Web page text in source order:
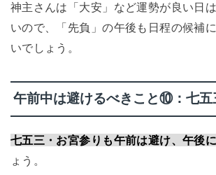
神主さんは「大安」など運勢が良い日
いので、「先負」の午後も日程の候補
いでしょう。
午前中は避けるべきこと⑩：七五
七五三・お宮参りも午前は避け、午後
ょう。